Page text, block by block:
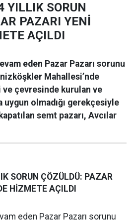
YILLIK SORUN
PAZARI YENİ
AÇILDI
eden Pazar Pazarı sorunu
Mahallesi’nde
ve çevresinde kurulan ve
uygun olmadığı gerekçesiyle
semt pazarı, Avcılar
SORUN ÇÖZÜLDÜ: PAZAR
HİZMETE AÇILDI
eden Pazar Pazarı sorunu